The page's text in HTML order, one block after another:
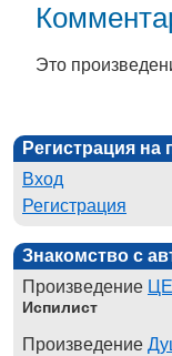
Это
Регистрация на
Вход
Регистрация
Знакомство с
Произведение
Испилист
Произведение